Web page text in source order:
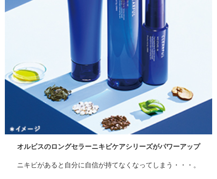
オルビスのロングセラーニキビケアシリーズがパワーアップ
ニキビがあると自分に自信が持てなくなってしまう・・・。